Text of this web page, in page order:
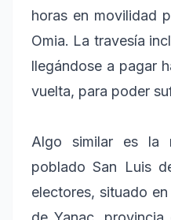
horas en movilidad
Omia. La travesía
llegándose a pagar
vuelta, para poder
Algo similar es la
poblado San Luis
electores, situado